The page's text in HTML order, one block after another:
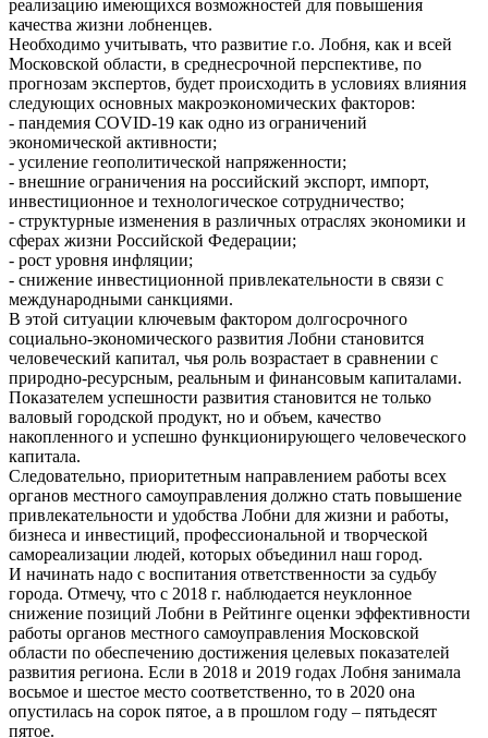
реализацию имеющихся возможностей для повышения
качества жизни лобненцев.
Необходимо учитывать, что развитие г.о. Лобня, как и всей
Московской области, в среднесрочной перспективе, по
прогнозам экспертов, будет происходить в условиях влияния
следующих основных макроэкономических факторов:
- пандемия COVID-19 как одно из ограничений
экономической активности;
- усиление геополитической напряженности;
- внешние ограничения на российский экспорт, импорт,
инвестиционное и технологическое сотрудничество;
- структурные изменения в различных отраслях экономики и
сферах жизни Российской Федерации;
- рост уровня инфляции;
- снижение инвестиционной привлекательности в связи с
международными санкциями.
В этой ситуации ключевым фактором долгосрочного
социально-экономического развития Лобни становится
человеческий капитал, чья роль возрастает в сравнении с
природно-ресурсным, реальным и финансовым капиталами.
Показателем успешности развития становится не только
валовый городской продукт, но и объем, качество
накопленного и успешно функционирующего человеческого
капитала.
Следовательно, приоритетным направлением работы всех
органов местного самоуправления должно стать повышение
привлекательности и удобства Лобни для жизни и работы,
бизнеса и инвестиций, профессиональной и творческой
самореализации людей, которых объединил наш город.
И начинать надо с воспитания ответственности за судьбу
города. Отмечу, что с 2018 г. наблюдается неуклонное
снижение позиций Лобни в Рейтинге оценки эффективности
работы органов местного самоуправления Московской
области по обеспечению достижения целевых показателей
развития региона. Если в 2018 и 2019 годах Лобня занимала
восьмое и шестое место соответственно, то в 2020 она
опустилась на сорок пятое, а в прошлом году – пятьдесят
пятое.